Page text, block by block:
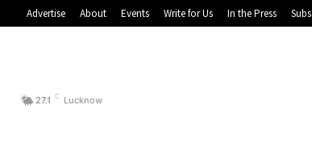
Advertise About Events Write for Us In the Press
27.1 C Lucknow